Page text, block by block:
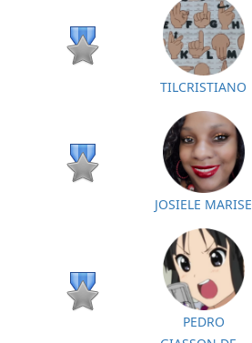
TILCRISTIANO
JOSIELE MARISE
PEDRO